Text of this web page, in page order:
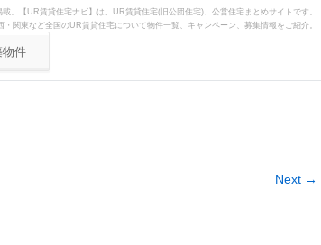
【UR賃貸住宅ナビ】は、UR賃貸住宅(旧公団住宅)、公営住宅まとめサイトです。
・関東など全国のUR賃貸住宅について物件一覧、キャンペーン、募集情報をご紹介。
物件
Next →